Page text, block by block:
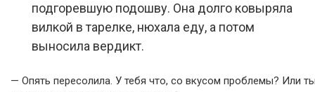
подгоревшую подошву. Она долго ковыряла
вилкой в тарелке, нюхала еду, а потом
выносила вердикт.
— Опять пересолила. У тебя что, со вкусом проблемы? Или